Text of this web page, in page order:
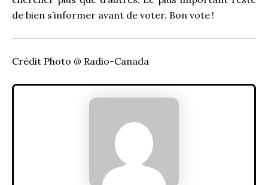
de bien s’informer avant de voter. Bon vote !
Crédit Photo @ Radio-Canada